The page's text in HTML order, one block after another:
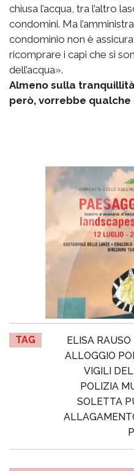
chiusa l’acqua, tra l’altro
condomini. Ma
condominio non è
ricomprare i capi che si
dell’acqua».
Almeno sulla
però, vorrebbe qualche
TAG ELISA RAUSO
ALLOGGIO
VIGILI
POLIZIA
SOLETTA